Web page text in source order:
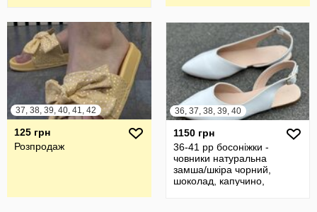
37, 38, 39, 40, 41, 42
125 грн
Розпродаж
36, 37, 38, 39, 40
1150 грн
36-41 рр босоніжки -
човники натуральна
замша/шкіра чорний,
шоколад, капучино,